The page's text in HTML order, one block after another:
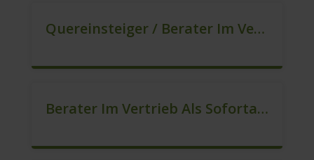
Quereinsteiger / Berater Im Vertrieb (Außendienst) (m/w/d)
Berater Im Vertrieb Als Sofortanstellung (m/w/d)